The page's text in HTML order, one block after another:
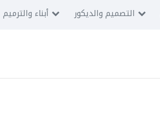
أبناء والترميم التصميم والديكور